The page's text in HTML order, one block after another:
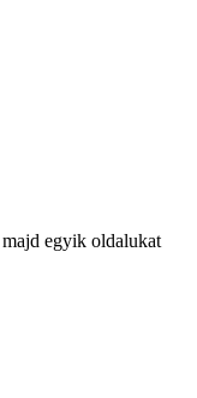
majd egyik oldalukat